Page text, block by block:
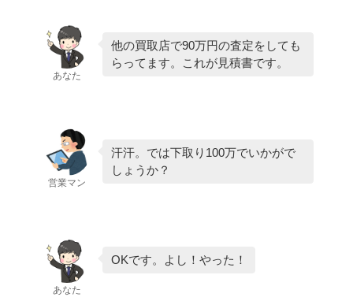
あなた
他の買取店で90万円の査定をしても
らってます。これが見積書です。
営業マン
汗汗。では下取り100万でいかがで
しょうか？
あなた
OKです。よし！やった！